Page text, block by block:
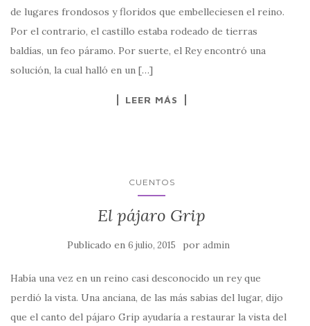
de lugares frondosos y floridos que embelleciesen el reino.
Por el contrario, el castillo estaba rodeado de tierras
baldías, un feo páramo. Por suerte, el Rey encontró una
solución, la cual halló en un […]
LEER MÁS
CUENTOS
El pájaro Grip
Publicado en 6 julio, 2015 por admin
Había una vez en un reino casi desconocido un rey que
perdió la vista. Una anciana, de las más sabias del lugar, dijo
que el canto del pájaro Grip ayudaría a restaurar la vista del